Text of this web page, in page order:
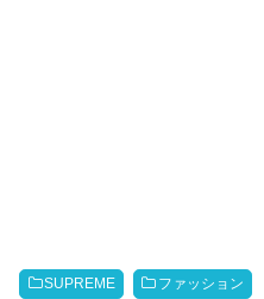
SUPREME ファッション